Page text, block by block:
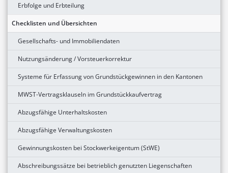
Erbfolge und Erbteilung
Checklisten und Übersichten
Gesellschafts- und Immobiliendaten
Nutzungsänderung / Vorsteuerkorrektur
Systeme für Erfassung von Grundstückgewinnen in den Kantonen
MWST-Vertragsklauseln im Grundstückkaufvertrag
Abzugsfähige Unterhaltskosten
Abzugsfähige Verwaltungskosten
Gewinnungskosten bei Stockwerkeigentum (StWE)
Abschreibungssätze bei betrieblich genutzten Liegenschaften